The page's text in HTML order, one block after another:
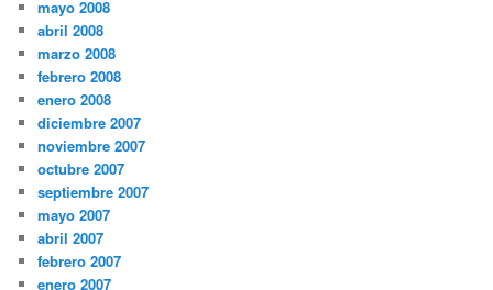
mayo 2008
abril 2008
marzo 2008
febrero 2008
enero 2008
diciembre 2007
noviembre 2007
octubre 2007
septiembre 2007
mayo 2007
abril 2007
febrero 2007
enero 2007